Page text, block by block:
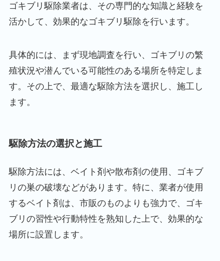
ゴキブリ駆除業者は、その専門的な知識と経験を
活かして、効果的なゴキブリ駆除を行います。
具体的には、まず現地調査を行い、ゴキブリの繁
殖状況や潜んでいる可能性のある場所を特定しま
す。その上で、最適な駆除方法を選択し、施工し
ます。
駆除方法の選択と施工
駆除方法には、ベイト剤や散布剤の使用、ゴキブ
リの巣の破壊などがあります。特に、業者が使用
するベイト剤は、市販のものよりも強力で、ゴキ
ブリの習性や行動特性を熟知した上で、効果的な
場所に設置します。